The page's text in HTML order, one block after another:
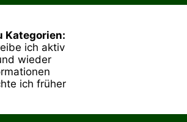
Kategorien:
ich aktiv
wieder
ich früher